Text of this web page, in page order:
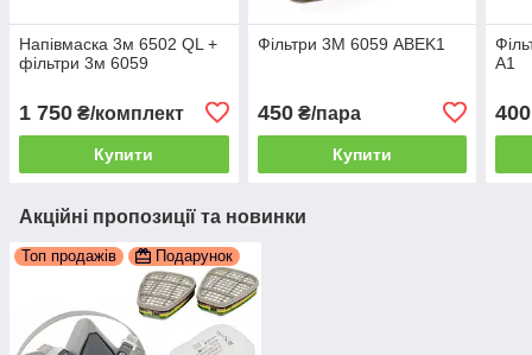
Напівмаска 3м 6502 QL +
фільтри 3м 6059
1 750 ₴/комплект
Купити
Фільтри 3М 6059 ABEK1
450₴/пара
Купити
А1
400
Акційні пропозиції та новинки
Топ продажів Подарунок